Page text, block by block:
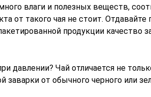
влаги и полезных веществ,
от такого чая не стоит.
продукции качество
давлении? Чай отличается не
заварки от обычного черного или